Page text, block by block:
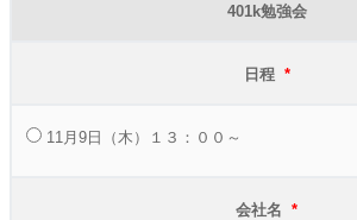
401k勉強会
日程 *
11月9日（木）１３：００～
会社名 *